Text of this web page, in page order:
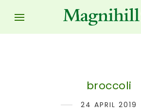
broccoli
24 APRIL 2019